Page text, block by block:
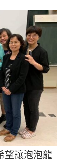
望讓泡泡龍